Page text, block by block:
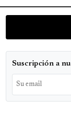
Suscripción a